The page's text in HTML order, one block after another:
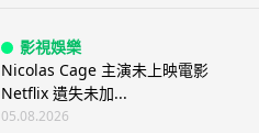
影視娛樂
Nicolas Cage 主演未上映電影
Netflix 遺失未加...
05.08.2026